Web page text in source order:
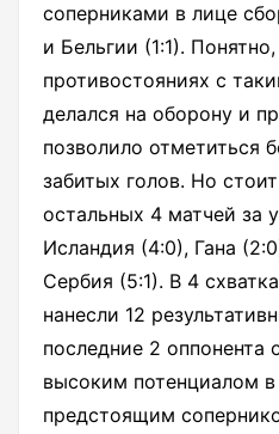
соперниками в лице
и Бельгии (1:1).
противостояниях с
делался на оборону и
позволило отметиться
забитых голов. Но
остальных 4 матчей за
Исландия (4:0), Гана
Сербия (5:1). В 4
нанесли 12
последние 2 оппонента
высоким потенциалом в
предстоящим